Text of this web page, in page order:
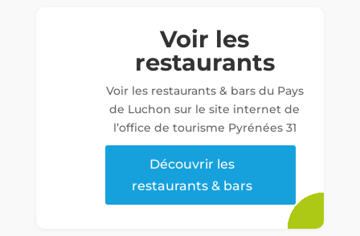
Voir les
restaurants
Voir les restaurants & bars du Pays
de Luchon sur le site internet de
l’office de tourisme Pyrénées 31
Découvrir les
restaurants & bars